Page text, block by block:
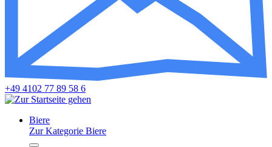
+49 4102 77 89 58 6
Biere
Zur Kategorie Biere